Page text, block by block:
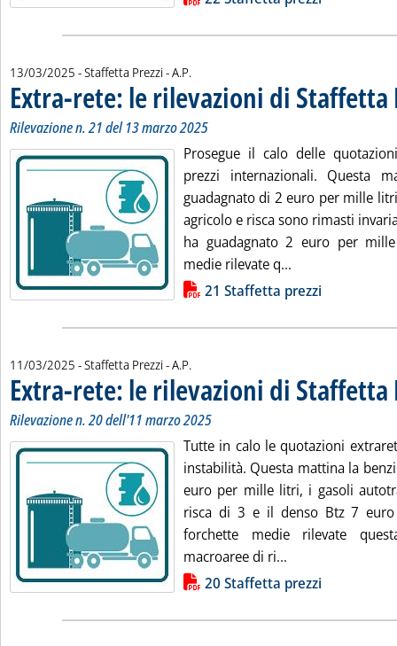
13/03/2025 - Staffetta Prezzi -di:
A.P.
Extra-rete: le rilevazioni di Staffetta
Rilevazione n. 21 del 13 marzo 2025
Prosegue il calo delle
prezzi internazionali. Questa
guadagnato di 2 euro per mille
agricolo e risca sono rimasti
ha guadagnato 2 euro per
medie rilevate q...
Lista allegati PDF alla notizia21 Staffetta prezzi
11/03/2025 - Staffetta Prezzi -di:
A.P.
Extra-rete: le rilevazioni di Staffetta
Rilevazione n. 20 dell'11 marzo 2025
Tutte in calo le quotazioni
instabilità. Questa mattina la
euro per mille litri, i gasoli
risca di 3 e il denso Btz 7
forchette medie rilevate
macroaree di ri...
Lista allegati PDF alla notizia20 Staffetta prezzi